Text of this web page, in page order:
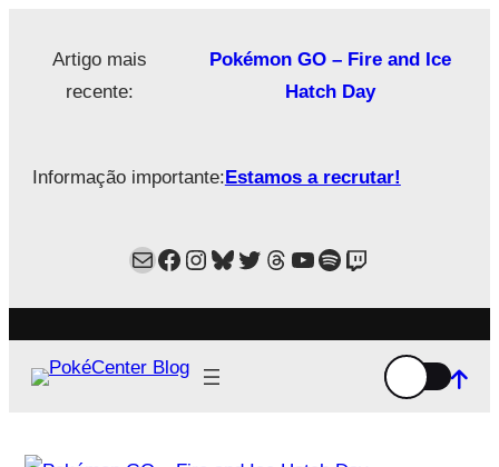
Artigo mais
recente:
Pokémon GO – Fire and Ice
Hatch Day
Informação importante:Estamos a recrutar!
MailFacebook
Instagram
Bluesky
Twitter
Estamos no Threads!
YouTube
Spotify
Twitch